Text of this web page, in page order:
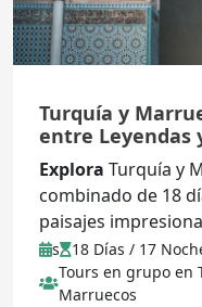
Turquía y
entre Leyendas
Explora Turquía y
combinado de 18
paisajes
s
18 Días / 17
Tours en grupo en
Marruecos